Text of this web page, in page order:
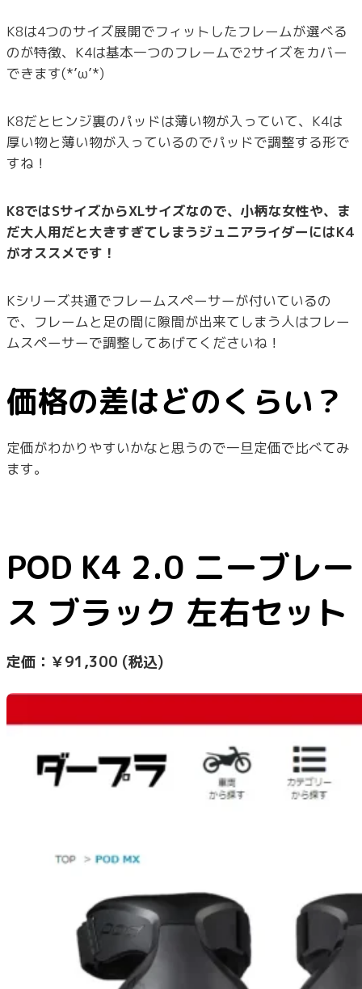
K8は4つのサイズ展開でフィットしたフレームが選べる
のが特徴、K4は基本一つのフレームで2サイズをカバー
できます(*’ω’*)
K8だとヒンジ裏のパッドは薄い物が入っていて、K4は
厚い物と薄い物が入っているのでパッドで調整する形で
すね！
K8ではSサイズからXLサイズなので、小柄な女性や、ま
だ大人用だと大きすぎてしまうジュニアライダーにはK4
がオススメです！
Kシリーズ共通でフレームスペーサーが付いているの
で、フレームと足の間に隙間が出来てしまう人はフレー
ムスペーサーで調整してあげてくださいね！
価格の差はどのくらい？
定価がわかりやすいかなと思うので一旦定価で比べてみ
ます。
POD K4 2.0 ニーブレー
ス ブラック 左右セット
定価： ￥91,300 (税込)